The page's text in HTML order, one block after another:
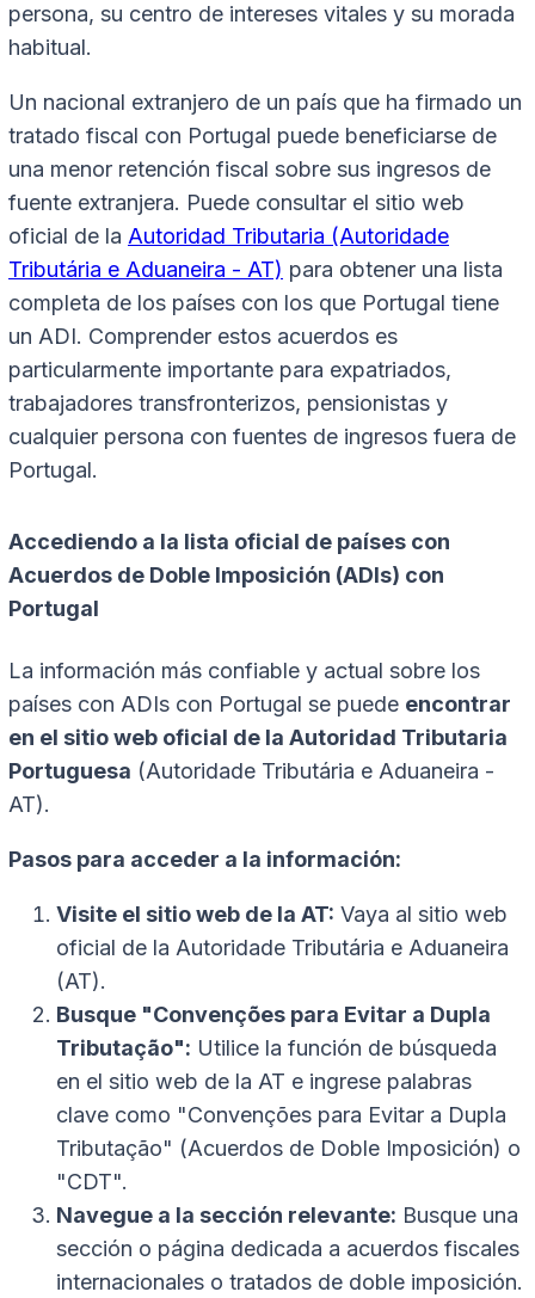
persona, su centro de intereses vitales y su morada
habitual.
Un nacional extranjero de un país que ha firmado un
tratado fiscal con Portugal puede beneficiarse de
una menor retención fiscal sobre sus ingresos de
fuente extranjera. Puede consultar el sitio web
oficial de la Autoridad Tributaria (Autoridade
Tributária e Aduaneira - AT) para obtener una lista
completa de los países con los que Portugal tiene
un ADI. Comprender estos acuerdos es
particularmente importante para expatriados,
trabajadores transfronterizos, pensionistas y
cualquier persona con fuentes de ingresos fuera de
Portugal.
Accediendo a la lista oficial de países con
Acuerdos de Doble Imposición (ADIs) con
Portugal
La información más confiable y actual sobre los
países con ADIs con Portugal se puede encontrar
en el sitio web oficial de la Autoridad Tributaria
Portuguesa (Autoridade Tributária e Aduaneira -
AT).
Pasos para acceder a la información:
Visite el sitio web de la AT: Vaya al sitio web
oficial de la Autoridade Tributária e Aduaneira
(AT).
Busque "Convenções para Evitar a Dupla
Tributação": Utilice la función de búsqueda
en el sitio web de la AT e ingrese palabras
clave como "Convenções para Evitar a Dupla
Tributação" (Acuerdos de Doble Imposición) o
"CDT".
Navegue a la sección relevante: Busque una
sección o página dedicada a acuerdos fiscales
internacionales o tratados de doble imposición.